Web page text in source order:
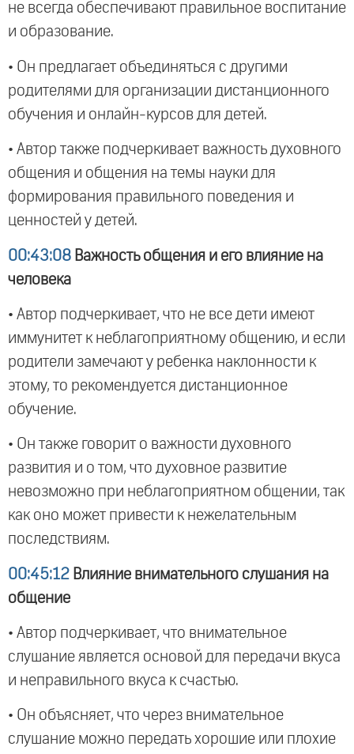
не всегда обеспечивают правильное воспитание
и образование.
• Он предлагает объединяться с другими
родителями для организации дистанционного
обучения и онлайн-курсов для детей.
• Автор также подчеркивает важность духовного
общения и общения на темы науки для
формирования правильного поведения и
ценностей у детей.
00:43:08 Важность общения и его влияние на
человека
• Автор подчеркивает, что не все дети имеют
иммунитет к неблагоприятному общению, и если
родители замечают у ребенка наклонности к
этому, то рекомендуется дистанционное
обучение.
• Он также говорит о важности духовного
развития и о том, что духовное развитие
невозможно при неблагоприятном общении, так
как оно может привести к нежелательным
последствиям.
00:45:12 Влияние внимательного слушания на
общение
• Автор подчеркивает, что внимательное
слушание является основой для передачи вкуса
и неправильного вкуса к счастью.
• Он объясняет, что через внимательное
слушание можно передать хорошие или плохие